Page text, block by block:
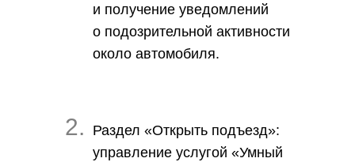
и получение уведомлений
о подозрительной активности
около автомобиля.
Раздел «Открыть подъезд»:
управление услугой «Умный
2.